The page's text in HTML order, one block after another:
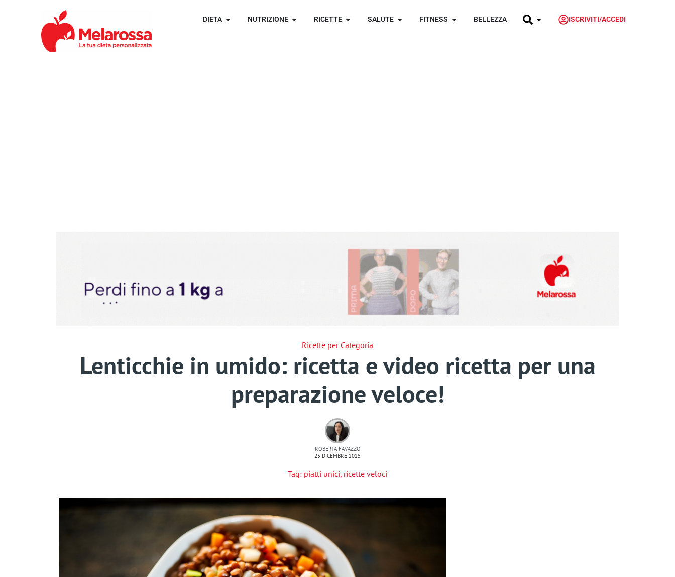
DIETA NUTRIZIONE RICETTE SALUTE FITNESS BELLEZZA ISCRIVITI/ACCEDI
Ricette per Categoria
Lenticchie in umido: ricetta e video ricetta per una
preparazione veloce!
ROBERTA FAVAZZO
25 DICEMBRE 2025
Tag: piatti unici, ricette veloci